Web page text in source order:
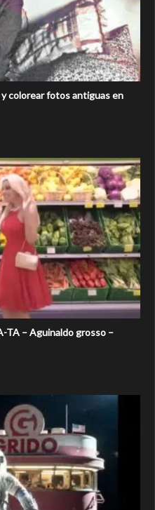
colorear fotos antiguas en
TA – Aguinaldo grosso –